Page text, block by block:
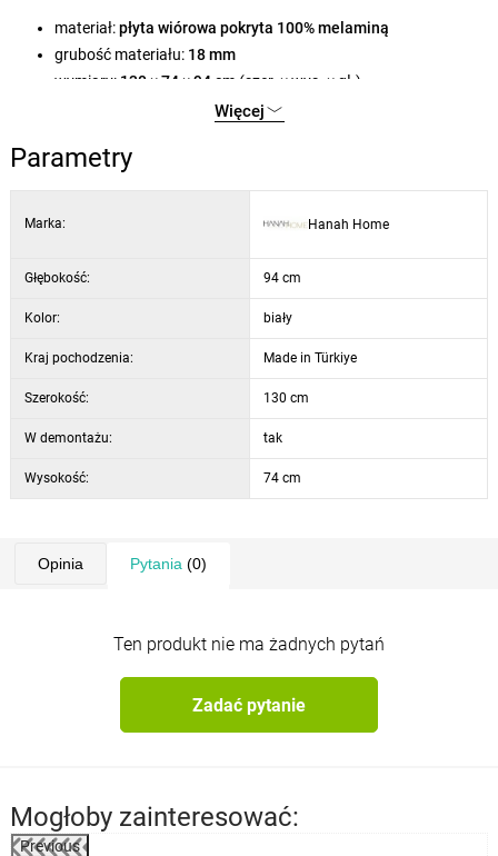
materiał:płyta wiórowa pokryta 100% melaminą
grubość materiału: 18 mm
wymiary: 130 × 74 × 94 cm (szer. × wys. × gł.)
Więcej
Parametry
Marka: Hanah Home
Głębokość: 94 cm
Kolor: biały
Kraj pochodzenia: Made in Türkiye
Szerokość: 130 cm
W demontażu: tak
Wysokość: 74 cm
Opinia Pytania (0)
Ten produkt nie ma żadnych pytań
Zadać pytanie
Mogłoby zainteresować:
Previous